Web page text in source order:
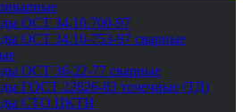
ОСТ 34.10.700-97
ОСТ 34.10-753-97 сварные
ОСТ 36-22-77 сварные
ГОСТ 22826-83 точечные (ТД)
СТО ЦКТИ